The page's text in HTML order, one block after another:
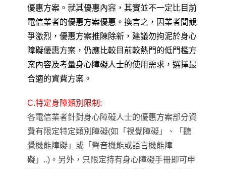
優惠方案 。就其優惠內容 ， 其實並不一定比目前
電信業者的優惠方案優惠 。換言之 ，因業者間競
爭激烈，優惠方案推陳除新， 建議勿拘泥於身心
障礙優惠方案 ， 仍應比較目前較熱門的低門檻方
案內容及考量身心障礙人士的使用需求 ， 選擇最
合適的資費方案 。
C.特定身障類別限制:
各電信業者針對身心障礙人士的優惠方案部分資
費有限定特定類別障礙(如「視覺障礙」、「聽
覺機能障礙」或「聲音機能或語言機能障
礙」..) 。另外 ， 只限定持有身心障礙手冊即可申